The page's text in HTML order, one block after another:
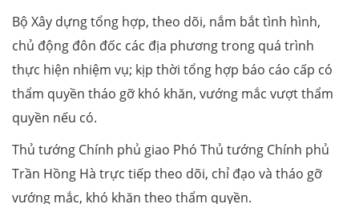
Bộ Xây dựng tổng hợp, theo dõi, nắm bắt tình hình,
chủ động đôn đốc các địa phương trong quá trình
thực hiện nhiệm vụ; kịp thời tổng hợp báo cáo cấp có
thẩm quyền tháo gỡ khó khăn, vướng mắc vượt thẩm
quyền nếu có.
Thủ tướng Chính phủ giao Phó Thủ tướng Chính phủ
Trần Hồng Hà trực tiếp theo dõi, chỉ đạo và tháo gỡ
vướng mắc, khó khăn theo thẩm quyền.